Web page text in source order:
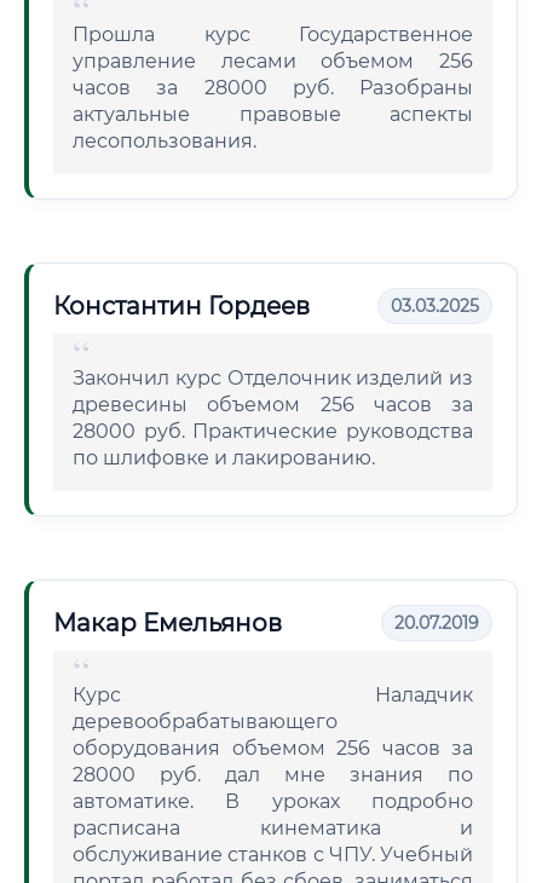
Прошла курс Государственное
управление лесами объемом 256
часов за 28000 руб. Разобраны
актуальные правовые аспекты
лесопользования.
Константин Гордеев 03.03.2025
Закончил курс Отделочник изделий из
древесины объемом 256 часов за
28000 руб. Практические руководства
по шлифовке и лакированию.
Макар Емельянов 20.07.2019
Курс Наладчик
деревообрабатывающего
оборудования объемом 256 часов за
28000 руб. дал мне знания по
автоматике. В уроках подробно
расписана кинематика и
обслуживание станков с ЧПУ. Учебный